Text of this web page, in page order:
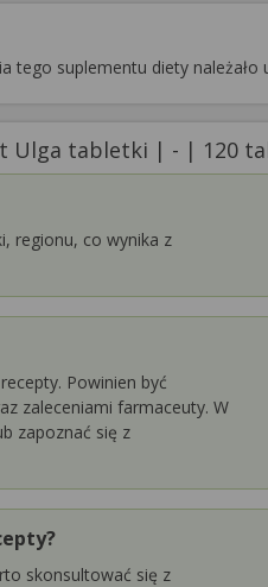
suplementu diety
Ulga tabletki | - | 120
regionu, co wynika z
Powinien być
zaleceniami farmaceuty. W
zapoznać się z
skonsultować się z